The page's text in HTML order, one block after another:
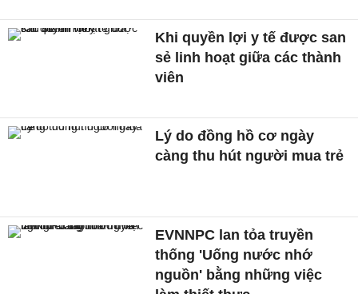
Khi quyền lợi y tế được san
sẻ linh hoạt giữa các thành
viên
Lý do đồng hồ cơ ngày
càng thu hút người mua trẻ
EVNNPC lan tỏa truyền
thống 'Uống nước nhớ
nguồn' bằng những việc